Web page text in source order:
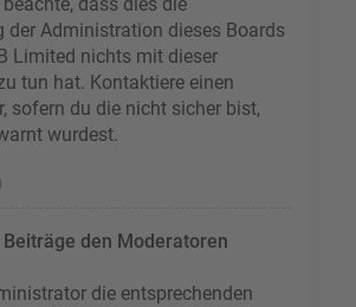
der Administration dieses Boards
Limited nichts mit dieser
tun hat. Kontaktiere einen
sofern du die nicht sicher bist,
wurdest.
den Moderatoren
die entsprechenden